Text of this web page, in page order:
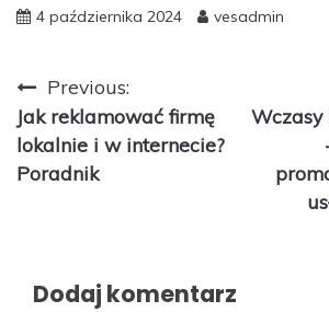
4 października 2024 vesadmin
Nawigacja
wpisu
Previous:
Jak reklamować firmę
lokalnie i w internecie?
Poradnik
Dodaj komentarz